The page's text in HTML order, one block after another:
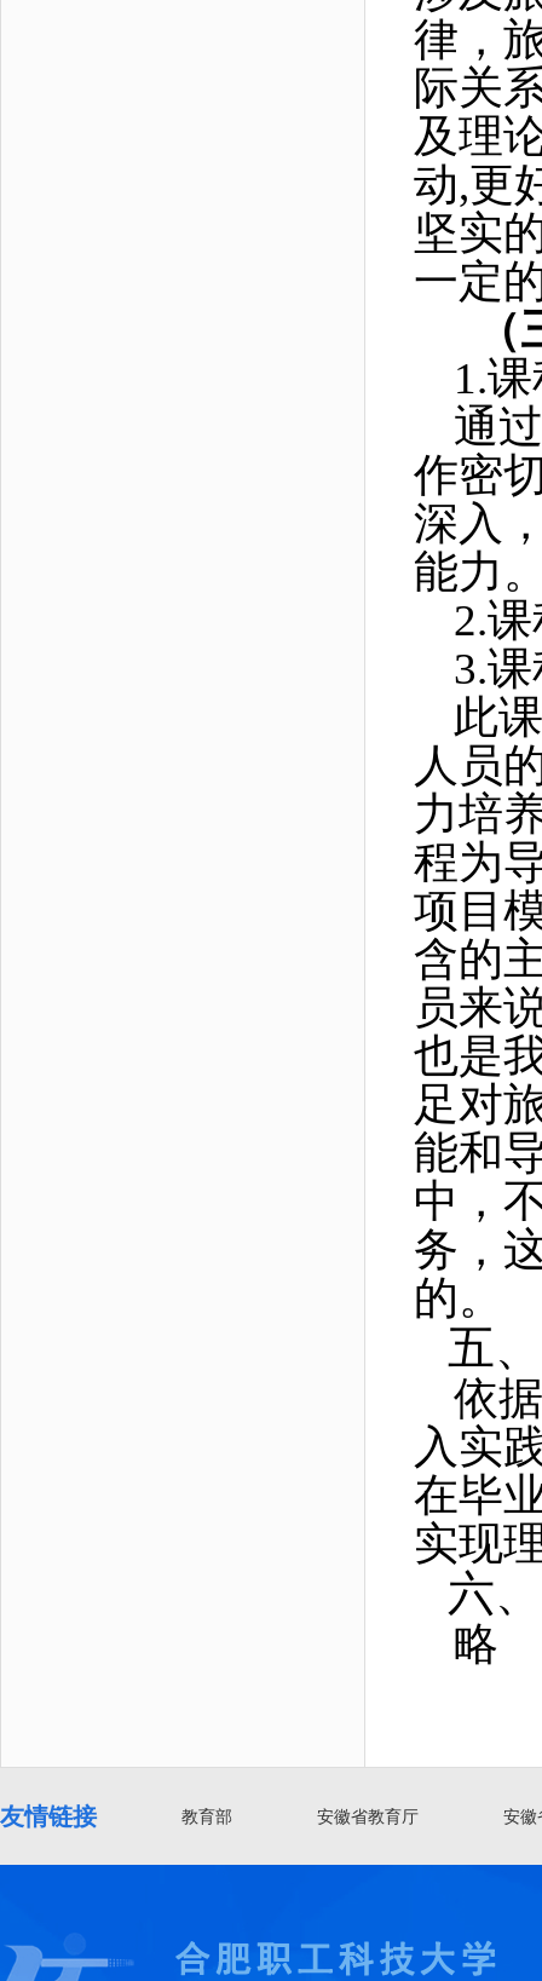
律，
际关
及理
动,更
坚实
一定
1.
通
作密
深入
能力
2.课
3.
此
人员
力培
程为
项目
含的
员来
也是
足对
能和
中，
务，
的。
五、
依
入实
在毕
实现
六、
略
友情链接 教育部 安徽省教育厅 安徽